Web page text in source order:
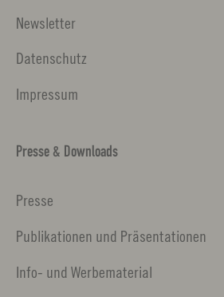
Newsletter
Datenschutz
Impressum
Presse & Downloads
Presse
Publikationen und Präsentationen
Info- und Werbematerial